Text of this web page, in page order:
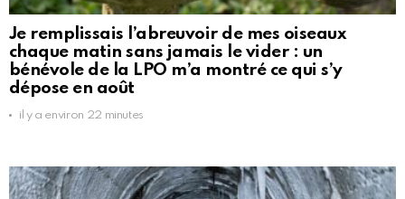
Je remplissais l’abreuvoir de mes oiseaux
chaque matin sans jamais le vider : un
bénévole de la LPO m’a montré ce qui s’y
dépose en août
il y a environ 22 minutes